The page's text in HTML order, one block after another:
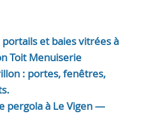
et baies vitrées à
Toit Menuiserie
: portes, fenêtres,
pergola à Le Vigen —